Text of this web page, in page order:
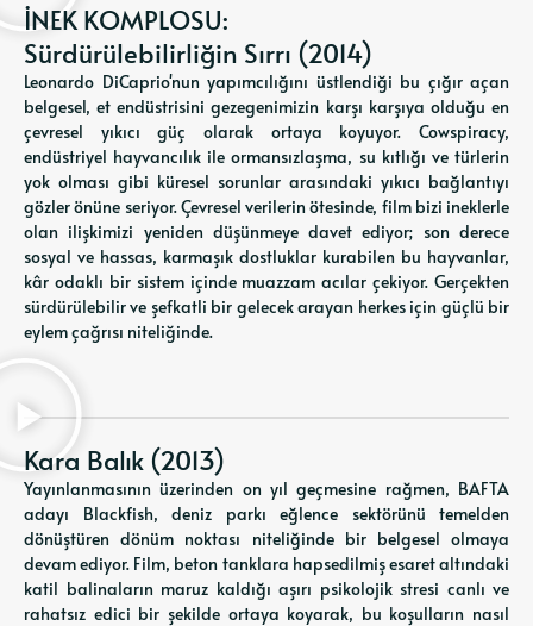
İNEK KOMPLOSU:
Sürdürülebilirliğin Sırrı (2014)
Leonardo DiCaprio'nun yapımcılığını üstlendiği bu çığır açan
belgesel, et endüstrisini gezegenimizin karşı karşıya olduğu en
çevresel yıkıcı güç olarak ortaya koyuyor. Cowspiracy,
endüstriyel hayvancılık ile ormansızlaşma, su kıtlığı ve türlerin
yok olması gibi küresel sorunlar arasındaki yıkıcı bağlantıyı
gözler önüne seriyor. Çevresel verilerin ötesinde, film bizi ineklerle
olan ilişkimizi yeniden düşünmeye davet ediyor; son derece
sosyal ve hassas, karmaşık dostluklar kurabilen bu hayvanlar,
kâr odaklı bir sistem içinde muazzam acılar çekiyor. Gerçekten
sürdürülebilir ve şefkatli bir gelecek arayan herkes için güçlü bir
eylem çağrısı niteliğinde.
Kara Balık (2013)
Yayınlanmasının üzerinden on yıl geçmesine rağmen, BAFTA
adayı Blackfish, deniz parkı eğlence sektörünü temelden
dönüştüren dönüm noktası niteliğinde bir belgesel olmaya
devam ediyor. Film, beton tanklara hapsedilmiş esaret altındaki
katil balinaların maruz kaldığı aşırı psikolojik stresi canlı ve
rahatsız edici bir şekilde ortaya koyarak, bu koşulların nasıl